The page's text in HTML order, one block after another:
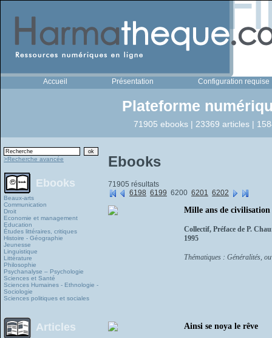
Accueil Présentation Configuration requise
Plateforme
71905 ebooks | 23369 articles |
>Recherche avancée
Ebooks
Beaux-arts
Communication
Droit
Economie et management
Education
Études littéraires, critiques
Histoire - Géographie
Jeunesse
Linguistique
Littérature
Philosophie
Psychanalyse – Psychologie
Sciences et Santé
Sciences Humaines - Ethnologie -
Sociologie
Sciences politiques et sociales
Articles
Ebooks
71905 résultats
6198 6199 6200 6201 6202
Mille ans de civilisation
Collectif, Préface de P.
1995
Thématiques : Généralités,
Ainsi se noya le rêve